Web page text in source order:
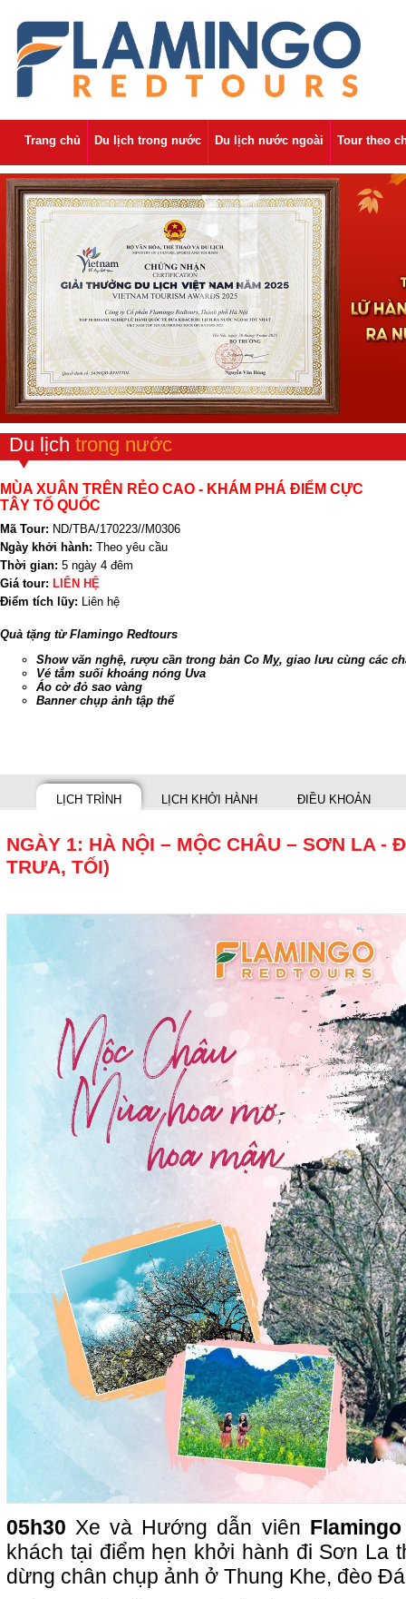
Trang chủ Du lịch trong nước Du lịch nước ngoài Tour theo
Du lịch trong nước
MÙA XUÂN TRÊN RẺO CAO - KHÁM PHÁ ĐIỂM CỰC
TÂY TỔ QUỐC
Mã Tour: ND/TBA/170223//M0306
Ngày khởi hành: Theo yêu cầu
Thời gian: 5 ngày 4 đêm
Giá tour: LIÊN HỆ
Điểm tích lũy: Liên hệ
Quà tặng từ Flamingo Redtours
Show văn nghệ, rượu cần trong bản Co Mỵ, giao lưu cùng các
Vé tắm suối khoáng nóng Uva
Áo cờ đỏ sao vàng
Banner chụp ảnh tập thể
LỊCH TRÌNH LỊCH KHỞI HÀNH ĐIỀU KHOẢN
NGÀY 1: HÀ NỘI – MỘC CHÂU – SƠN LA -
TRƯA, TỐI)
05h30 Xe và Hướng dẫn viên
khách tại điểm hẹn khởi hành đi Sơn La
dừng chân chụp ảnh ở Thung Khe, đèo